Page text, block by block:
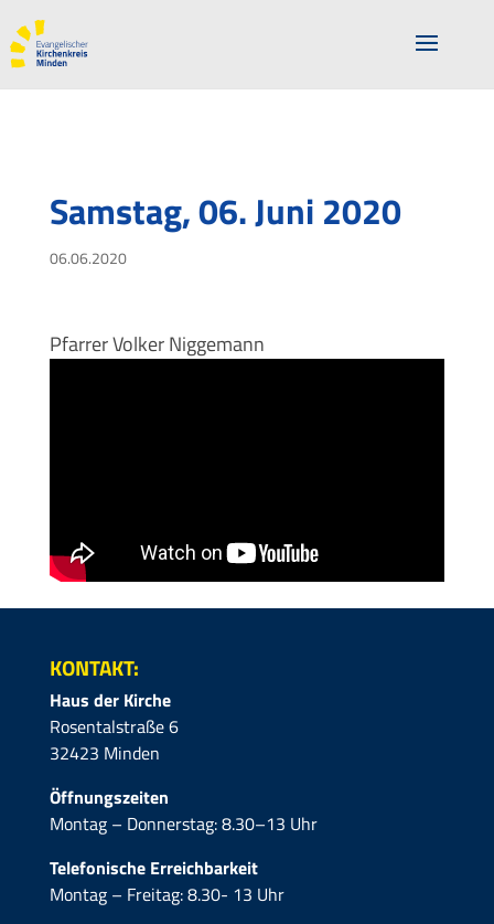
Samstag, 06. Juni 2020
06.06.2020
Pfarrer Volker Niggemann
KONTAKT:
Haus der Kirche
Rosentalstraße 6
32423 Minden
Öffnungszeiten
Montag – Donnerstag: 8.30–13 Uhr
Telefonische Erreichbarkeit
Montag – Freitag: 8.30- 13 Uhr